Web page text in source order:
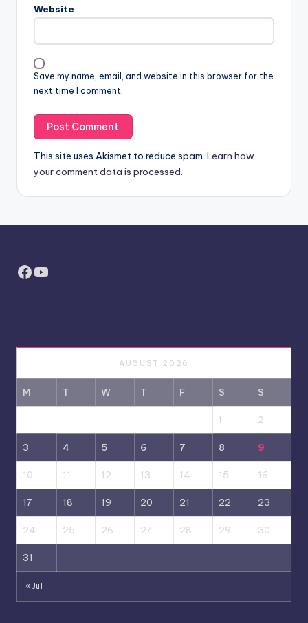
Website
Save my name, email, and website in this browser for the
next time I comment.
This site uses Akismet to reduce spam. Learn how
your comment data is processed.
Facebook
YouTube
AUGUST 2026
M T W T F S S
1 2
3 4 5 6 7 8 9
10 11 12 13 14 15 16
17 18 19 20 21 22 23
24 25 26 27 28 29 30
31
« Jul